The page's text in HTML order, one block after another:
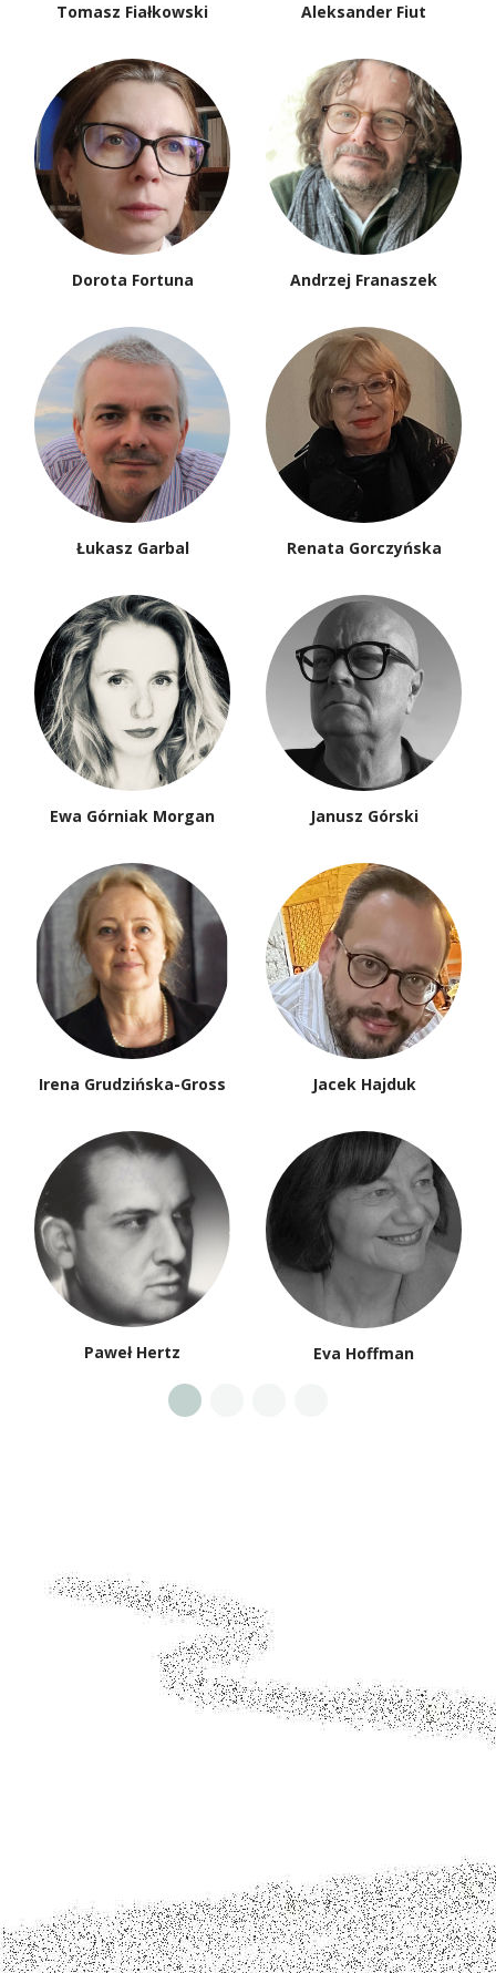
Tomasz Fiałkowski Aleksander Fiut
Dorota Fortuna Andrzej Franaszek
Łukasz Garbal Renata Gorczyńska
Ewa Górniak Morgan Janusz Górski
Irena Grudzińska-Gross Jacek Hajduk
Paweł Hertz Eva Hoffman